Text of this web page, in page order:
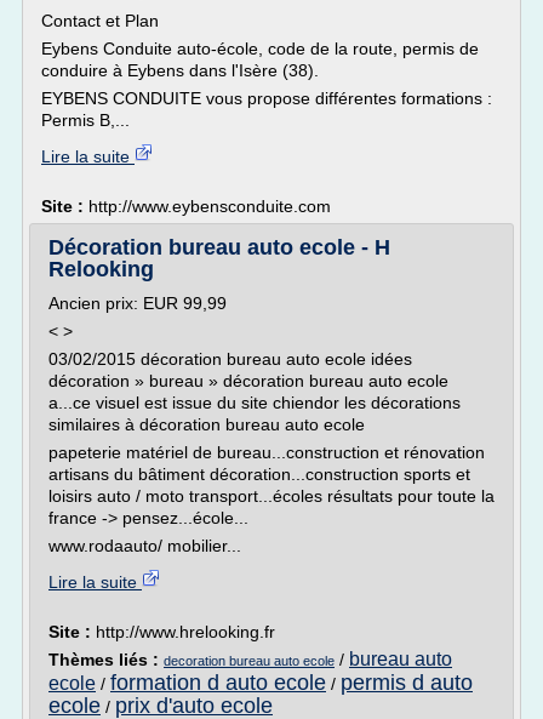
Contact et Plan
Eybens Conduite auto-école, code de la route, permis de
conduire à Eybens dans l'Isère (38).
EYBENS CONDUITE vous propose différentes formations :
Permis B,...
Lire la suite
Site : http://www.eybensconduite.com
Décoration bureau auto ecole - H
Relooking
Ancien prix: EUR 99,99
< >
03/02/2015 décoration bureau auto ecole idées
décoration » bureau » décoration bureau auto ecole
a...ce visuel est issue du site chiendor les décorations
similaires à décoration bureau auto ecole
papeterie matériel de bureau...construction et rénovation
artisans du bâtiment décoration...construction sports et
loisirs auto / moto transport...écoles résultats pour toute la
france -> pensez...école...
www.rodaauto/ mobilier...
Lire la suite
Site : http://www.hrelooking.fr
Thèmes liés : decoration bureau auto ecole / bureau auto
ecole / formation d auto ecole / permis d auto
ecole / prix d'auto ecole